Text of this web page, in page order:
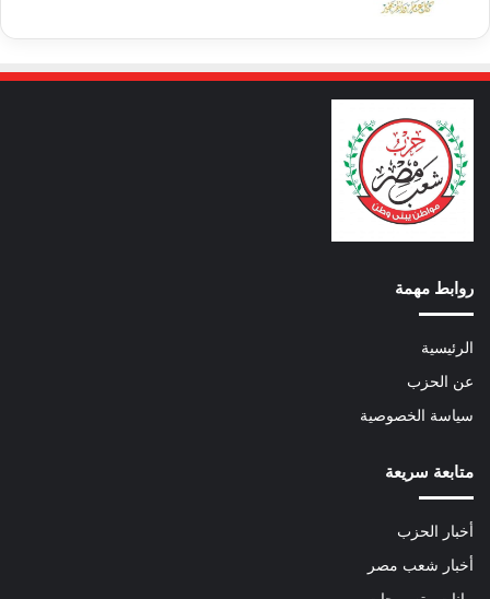
روابط مهمة
الرئيسية
عن الحزب
سياسة الخصوصية
متابعة سريعة
أخبار الحزب
أخبار شعب مصر